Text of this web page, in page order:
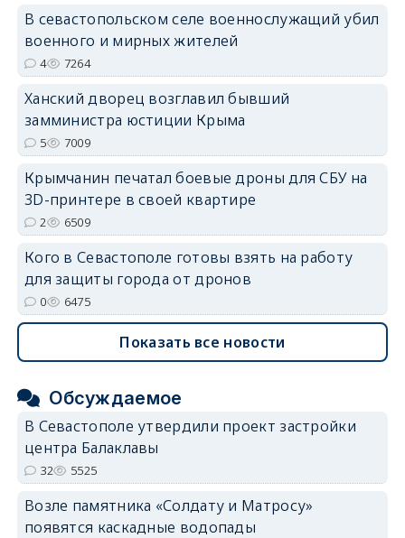
erid: 2SDnjdvhGXG
В севастопольском селе военнослужащий убил
военного и мирных жителей
4 7264
Ханский дворец возглавил бывший
замминистра юстиции Крыма
5 7009
Крымчанин печатал боевые дроны для СБУ на
3D-принтере в своей квартире
2 6509
Кого в Севастополе готовы взять на работу
для защиты города от дронов
0 6475
Показать все новости
Обсуждаемое
В Севастополе утвердили проект застройки
центра Балаклавы
32 5525
Возле памятника «Солдату и Матросу»
появятся каскадные водопады